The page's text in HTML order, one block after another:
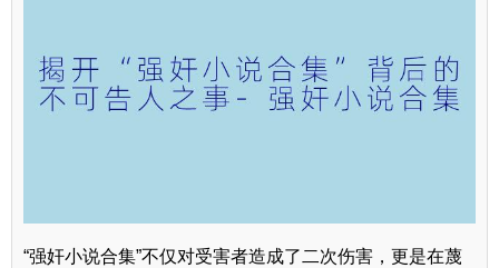
“强奸小说合集”不仅对受害者造成了二次伤害，更是在蔑